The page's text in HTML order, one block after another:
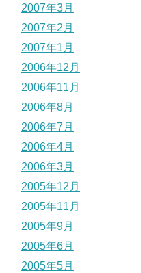
2007年3月
2007年2月
2007年1月
2006年12月
2006年11月
2006年8月
2006年7月
2006年4月
2006年3月
2005年12月
2005年11月
2005年9月
2005年6月
2005年5月